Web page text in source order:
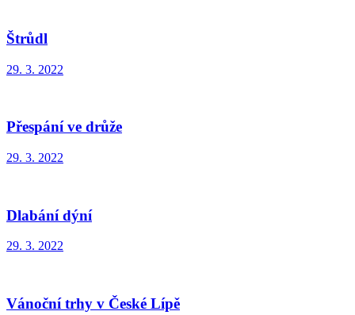
Štrůdl
29. 3. 2022
Přespání ve drůže
29. 3. 2022
Dlabání dýní
29. 3. 2022
Vánoční trhy v České Lípě